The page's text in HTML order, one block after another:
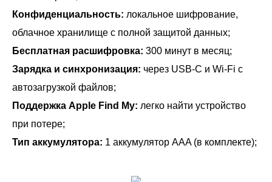
Конфиденциальность: локальное шифрование,
облачное хранилище с полной защитой данных;
Бесплатная расшифровка: 300 минут в месяц;
Зарядка и синхронизация: через USB-C и Wi‑Fi с
автозагрузкой файлов;
Поддержка Apple Find My: легко найти устройство
при потере;
Тип аккумулятора: 1 аккумулятор AAA (в комплекте);